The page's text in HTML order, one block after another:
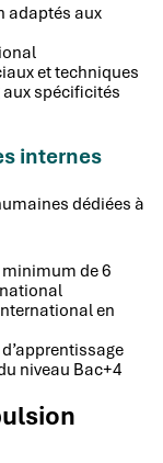
adaptés aux
et techniques
spécificités
internes
dédiées à
minimum de 6
en
niveau Bac+4